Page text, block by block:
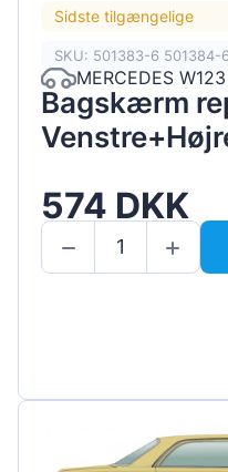
Sidste tilgængelige
SKU: 501383-6 501384-6
MERCEDES
Bagskærm
574 DKK